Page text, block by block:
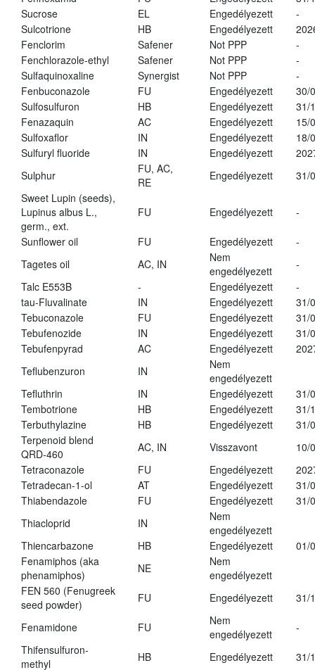
Sucrose
EL Engedélyezett
-
Sulcotrione
HB Engedélyezett
Fenclorim
Safener Not PPP
-
Fenchlorazole-ethyl
Safener Not PPP
-
Sulfaquinoxaline
Synergist Not PPP
-
Fenbuconazole
FU Engedélyezett
30/
Sulfosulfuron
HB Engedélyezett
31/
Fenazaquin
AC Engedélyezett
15/
Sulfoxaflor
IN Engedélyezett
18/
Sulfuryl fluoride
IN Engedélyezett
Sulphur
FU, AC,
RE
Engedélyezett
31/
Sweet Lupin (seeds),
Lupinus albus L.,
germ., ext.
FU Engedélyezett -
Sunflower oil FU Engedélyezett
-
Tagetes oil
AC, IN
Nem
engedélyezett
-
Talc E553B
- Engedélyezett
-
tau-Fluvalinate
IN Engedélyezett
31/
Tebuconazole
FU Engedélyezett
31/
Tebufenozide
IN Engedélyezett
31/
Tebufenpyrad
AC Engedélyezett
Teflubenzuron
IN
Nem
engedélyezett
Tefluthrin
IN Engedélyezett
31/
Tembotrione
HB Engedélyezett
31/
Terbuthylazine
HB Engedélyezett
31/
Terpenoid blend
QRD-460
AC, IN Visszavont
10/
Tetraconazole
FU Engedélyezett
Tetradecan-1-ol
AT Engedélyezett
31/
Thiabendazole
FU Engedélyezett
31/
Thiacloprid
IN
Nem
engedélyezett
Thiencarbazone
HB Engedélyezett
01/
Fenamiphos (aka
phenamiphos)
NE
Nem
engedélyezett
FEN 560 (Fenugreek
seed powder)
FU Engedélyezett 31/
Fenamidone FU
Nem
engedélyezett
-
Thifensulfuron-
methyl
HB Engedélyezett 31/